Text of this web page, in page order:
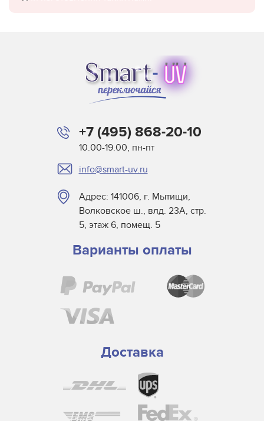
+7 (495) 868-20-10
10.00-19.00, пн-пт
info@smart-uv.ru
Адрес: 141006, г. Мытищи,
Волковское ш., влд. 23А, стр.
5, этаж 6, помещ. 5
Варианты оплаты
Доставка